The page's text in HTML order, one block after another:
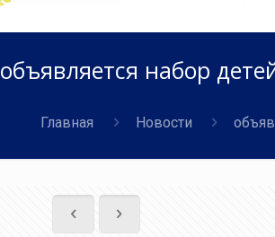
объявляется набор
Главная Новости